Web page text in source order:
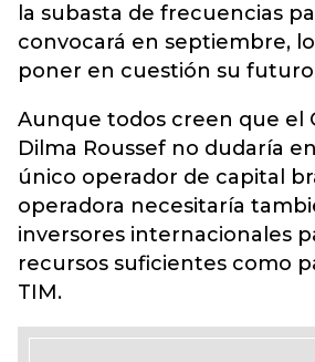
la subasta de frecuencias
convocará en septiembre,
poner en cuestión su
Aunque todos creen que el
Dilma Roussef no dudaría
único operador de capital
operadora necesitaría
inversores internacionales
recursos suficientes como
TIM.